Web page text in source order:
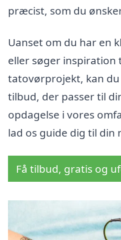
præcist, som du
Uanset om du har en
eller søger
tatovørprojekt, kan
tilbud, der passer til
opdagelse i vores
lad os guide dig til
Få tilbud, gratis og